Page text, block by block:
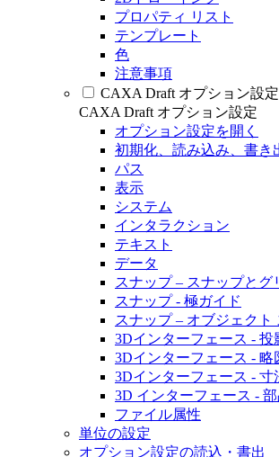
プロパティ リスト
テンプレート
色
注意事項
CAXA Draft オプション設定
CAXA Draft オプション設定
オプション設定を開く
初期化、読み込み、書き
パス
表示
システム
インタラクション
テキスト
データ
スナップ – スナップとグ
スナップ - 極ガイド
スナップ – オブジェクト
3Dインターフェース - 投
3Dインターフェース - 略
3Dインターフェース - 寸
3D インターフェース -
ファイル属性
単位の設定
オプション設定の読込・書出